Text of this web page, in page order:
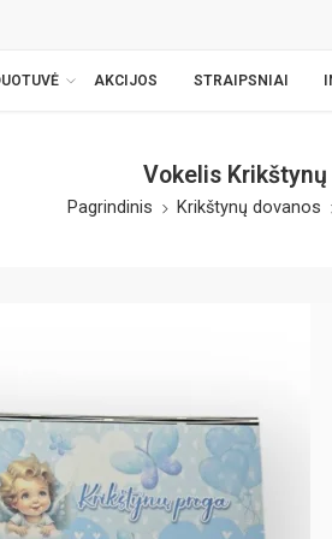
AKCIJOS STRAIPSNIAI
Vokelis
Pagrindinis Krikštynų dovanos